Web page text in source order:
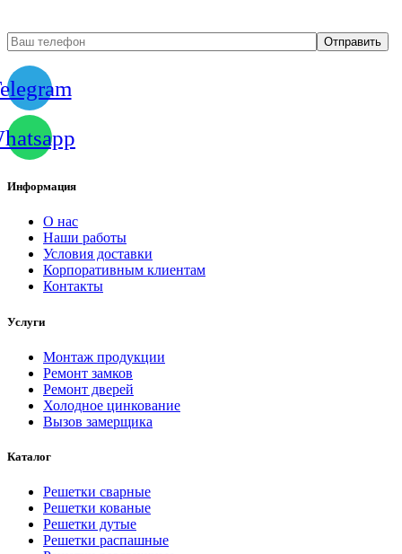
Информация
О нас
Наши работы
Условия доставки
Корпоративным клиентам
Контакты
Услуги
Монтаж продукции
Ремонт замков
Ремонт дверей
Холодное цинкование
Вызов замерщика
Каталог
Решетки сварные
Решетки кованые
Решетки дутые
Решетки распашные